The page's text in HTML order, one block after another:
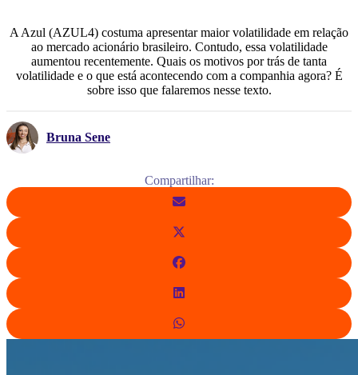
A Azul (AZUL4) costuma apresentar maior volatilidade em relação
ao mercado acionário brasileiro. Contudo, essa volatilidade
aumentou recentemente. Quais os motivos por trás de tanta
volatilidade e o que está acontecendo com a companhia agora? É
sobre isso que falaremos nesse texto.
Bruna Sene
Compartilhar: